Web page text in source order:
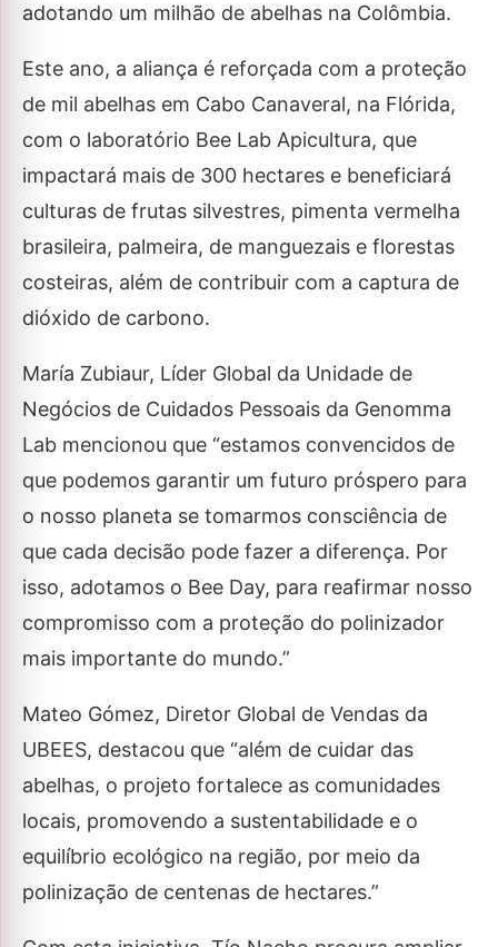
adotando um milhão de abelhas na Colômbia.
Este ano, a aliança é reforçada com a proteção
de mil abelhas em Cabo Canaveral, na Flórida,
com o laboratório Bee Lab Apicultura, que
impactará mais de 300 hectares e beneficiará
culturas de frutas silvestres, pimenta vermelha
brasileira, palmeira, de manguezais e florestas
costeiras, além de contribuir com a captura de
dióxido de carbono.
María Zubiaur, Líder Global da Unidade de
Negócios de Cuidados Pessoais da Genomma
Lab mencionou que “estamos convencidos de
que podemos garantir um futuro próspero para
o nosso planeta se tomarmos consciência de
que cada decisão pode fazer a diferença. Por
isso, adotamos o Bee Day, para reafirmar nosso
compromisso com a proteção do polinizador
mais importante do mundo.”
Mateo Gómez, Diretor Global de Vendas da
UBEES, destacou que “além de cuidar das
abelhas, o projeto fortalece as comunidades
locais, promovendo a sustentabilidade e o
equilíbrio ecológico na região, por meio da
polinização de centenas de hectares.”